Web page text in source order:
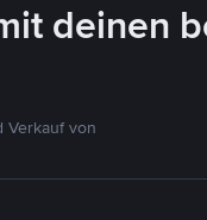
deinen
Verkauf von